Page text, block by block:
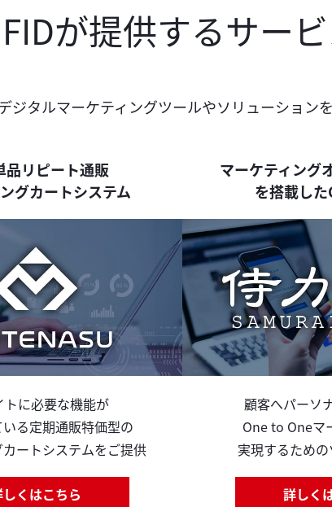
FIDが提供するサー
ジタルマーケティングツールやソリューション
品リピート通販
グカートシステム
トに必要な機能が
る定期通販特価型の
ートシステムをご提供
くはこちら
マーケティング
を搭載し
顧客へパーソ
One to Oneマ
実現するため
詳しく